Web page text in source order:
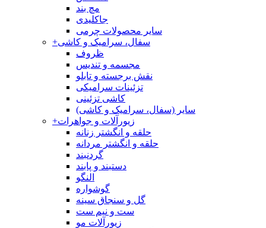
مچ بند
جاکلیدی
سایر محصولات چرمی
+سفال، سرامیک و کاشی
ظروف
مجسمه و تندیس
نقش برجسته و تابلو
تزئینات سرامیکی
کاشی تزئینی
سایر (سفال، سرامیک و کاشی)
+زیورآلات و جواهرات
حلقه و انگشتر زنانه
حلقه و انگشتر مردانه
گردنبند
دستبند و پابند
النگو
گوشواره
گل و سنجاق سینه
ست و نیم ست
زیورآلات مو